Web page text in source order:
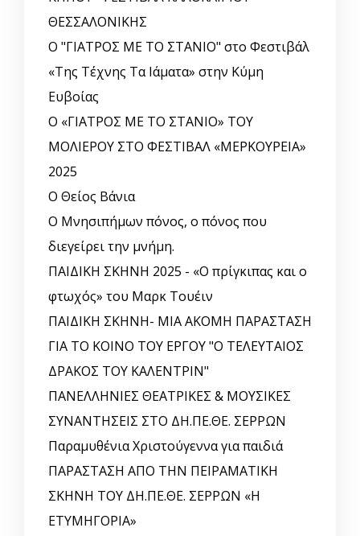
ΘΕΣΣΑΛΟΝΙΚΗΣ
Ο "ΓΙΑΤΡΟΣ ΜΕ ΤΟ ΣΤΑΝΙΟ" στο Φεστιβάλ
«Της Τέχνης Τα Ιάματα» στην Κύμη
Ευβοίας
Ο «ΓΙΑΤΡΟΣ ΜΕ ΤΟ ΣΤΑΝΙΟ» ΤΟΥ
ΜΟΛΙΕΡΟΥ ΣΤΟ ΦΕΣΤΙΒΑΛ «ΜΕΡΚΟΥΡΕΙΑ»
2025
Ο Θείος Βάνια
Ο Μνησιπήμων πόνος, ο πόνος που
διεγείρει την μνήμη.
ΠΑΙΔΙΚΗ ΣΚΗΝΗ 2025 - «Ο πρίγκιπας και ο
φτωχός» του Μαρκ Τουέιν
ΠΑΙΔΙΚΗ ΣΚΗΝΗ- ΜΙΑ ΑΚΟΜΗ ΠΑΡΑΣΤΑΣΗ
ΓΙΑ ΤΟ ΚΟΙΝΟ ΤΟΥ ΕΡΓΟΥ "Ο ΤΕΛΕΥΤΑΙΟΣ
ΔΡΑΚΟΣ ΤΟΥ ΚΑΛΕΝΤΡΙΝ"
ΠΑΝΕΛΛΗΝΙΕΣ ΘΕΑΤΡΙΚΕΣ & ΜΟΥΣΙΚΕΣ
ΣΥΝΑΝΤΗΣΕΙΣ ΣΤΟ ΔΗ.ΠΕ.ΘΕ. ΣΕΡΡΩΝ
Παραμυθένια Χριστούγεννα για παιδιά
ΠΑΡΑΣΤΑΣΗ ΑΠΟ ΤΗΝ ΠΕΙΡΑΜΑΤΙΚΗ
ΣΚΗΝΗ ΤΟΥ ΔΗ.ΠΕ.ΘΕ. ΣΕΡΡΩΝ «Η
ΕΤΥΜΗΓΟΡΙΑ»